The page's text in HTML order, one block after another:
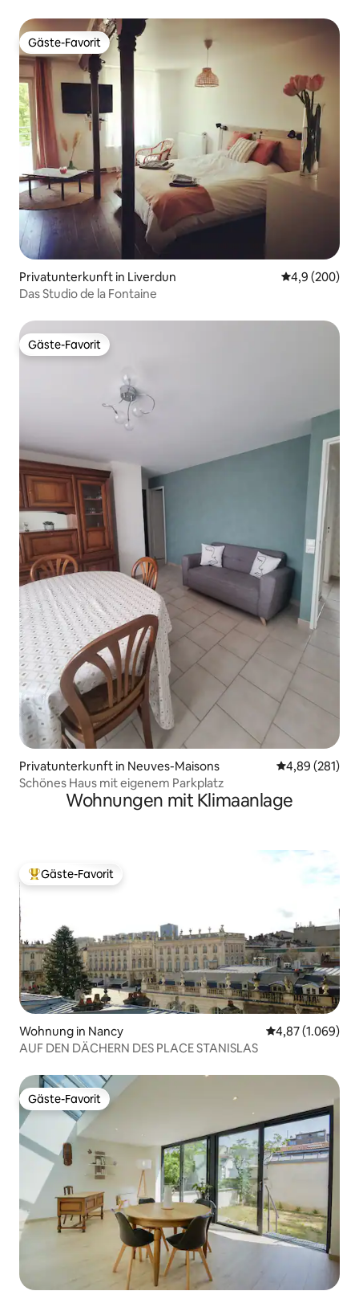
Gäste-Favorit
Gäste-Favorit
Privatunterkunft in Liverdun
4,9 (200)
Das Studio de la Fontaine
Gäste-Favorit
Gäste-Favorit
Privatunterkunft in Neuves-Maisons
4,89 (281)
Schönes Haus mit eigenem Parkplatz
Wohnungen mit Klimaanlage
Beliebter Gäste-Favorit.
Gäste-Favorit
Wohnung in Nancy
4,87 (1.069)
AUF DEN DÄCHERN DES PLACE STANISLAS
Gäste-Favorit
Gäste-Favorit